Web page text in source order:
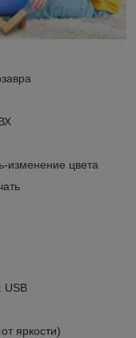
изменение цвета
USB
яркости)